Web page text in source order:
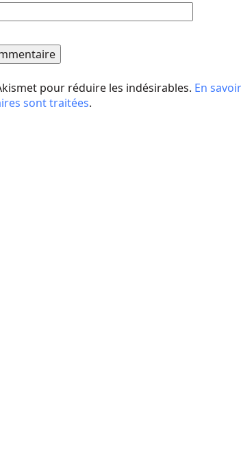
pour réduire les indésirables. En
sont traitées.